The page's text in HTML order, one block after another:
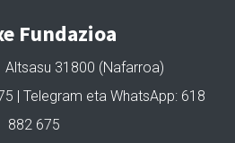
Fundazioa
Altsasu 31800 (Nafarroa)
| Telegram eta WhatsApp: 618
882 675